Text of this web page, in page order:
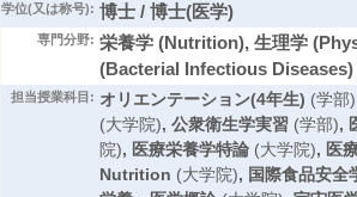
学位(又は称号): 博士 / 博士(医学)
専門分野: 栄養学 (Nutrition), 生理学
(Bacterial Infectious Diseases)
担当授業科目: オリエンテーション(4年生) (学部)
(大学院), 公衆衛生学実習(学部),
院), 医療栄養学特論(大学院), 医
Nutrition (大学院), 国際食品安全